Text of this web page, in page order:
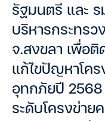
รัฐมนตรี และ
บริหารกระทร
จ.สงขลา เพื่อติ
แก้ไขปัญหาโคร
อุทกภัยปี 2568
ระดับโครงข่าย